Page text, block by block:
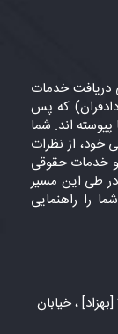
دریافت خدمات
که پس
اند. شما
خود، از نظرات
و خدمات حقوقی
در طی این مسیر
را راهنمایی
شهر مشهد، بلوار سجاد ، خیابان خیام جنوبی ۱۰ [بهزاد] ، خیابان